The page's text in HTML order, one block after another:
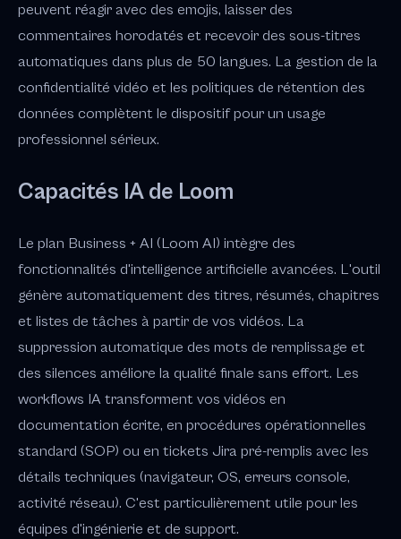
peuvent réagir avec des emojis, laisser des
commentaires horodatés et recevoir des sous-titres
automatiques dans plus de 50 langues. La gestion de la
confidentialité vidéo et les politiques de rétention des
données complètent le dispositif pour un usage
professionnel sérieux.
Capacités IA de Loom
Le plan Business + AI (Loom AI) intègre des
fonctionnalités d'intelligence artificielle avancées. L'outil
génère automatiquement des titres, résumés, chapitres
et listes de tâches à partir de vos vidéos. La
suppression automatique des mots de remplissage et
des silences améliore la qualité finale sans effort. Les
workflows IA transforment vos vidéos en
documentation écrite, en procédures opérationnelles
standard (SOP) ou en tickets Jira pré-remplis avec les
détails techniques (navigateur, OS, erreurs console,
activité réseau). C'est particulièrement utile pour les
équipes d'ingénierie et de support.